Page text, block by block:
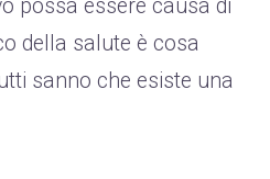
possa essere causa di
della salute è cosa
sanno che esiste una